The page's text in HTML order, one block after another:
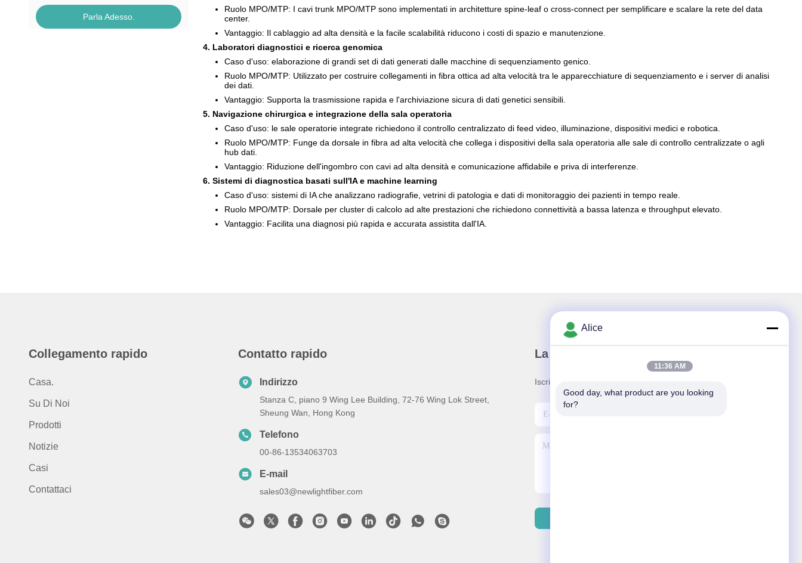
Parla Adesso.
Ruolo MPO/MTP: I cavi trunk MPO/MTP sono implementati in architetture spine-leaf o cross-connect per semplificare e scalare la rete del data
center.
Vantaggio: Il cablaggio ad alta densità e la facile scalabilità riducono i costi di spazio e manutenzione.
4. Laboratori diagnostici e ricerca genomica
Caso d'uso: elaborazione di grandi set di dati generati dalle macchine di sequenziamento genico.
Ruolo MPO/MTP: Utilizzato per costruire collegamenti in fibra ottica ad alta velocità tra le apparecchiature di sequenziamento e i server di analisi
dei dati.
Vantaggio: Supporta la trasmissione rapida e l'archiviazione sicura di dati genetici sensibili.
5. Navigazione chirurgica e integrazione della sala operatoria
Caso d'uso: le sale operatorie integrate richiedono il controllo centralizzato di feed video, illuminazione, dispositivi medici e robotica.
Ruolo MPO/MTP: Funge da dorsale in fibra ad alta velocità che collega i dispositivi della sala operatoria alle sale di controllo centralizzate o agli
hub dati.
Vantaggio: Riduzione dell'ingombro con cavi ad alta densità e comunicazione affidabile e priva di interferenze.
6. Sistemi di diagnostica basati sull'IA e machine learning
Caso d'uso: sistemi di IA che analizzano radiografie, vetrini di patologia e dati di monitoraggio dei pazienti in tempo reale.
Ruolo MPO/MTP: Dorsale per cluster di calcolo ad alte prestazioni che richiedono connettività a bassa latenza e throughput elevato.
Vantaggio: Facilita una diagnosi più rapida e accurata assistita dall'IA.
Collegamento rapido
Casa.
Su Di Noi
Prodotti
Notizie
Casi
Contattaci
Contatto rapido
Indirizzo
Stanza C, piano 9 Wing Lee Building, 72-76 Wing Lok Street,
Sheung Wan, Hong Kong
Telefono
00-86-13534063703
E-mail
sales03@newlightfiber.com
La nostra newsletter
Iscriviti alla nostra newsletter per sconti e altro.
Alice
11:36 AM
Good day, what product are you looking
for?